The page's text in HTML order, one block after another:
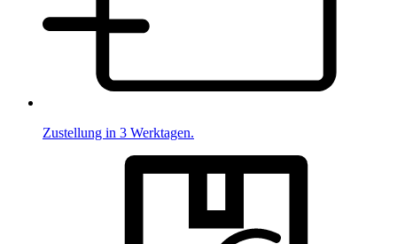
Zustellung in 3 Werktagen.